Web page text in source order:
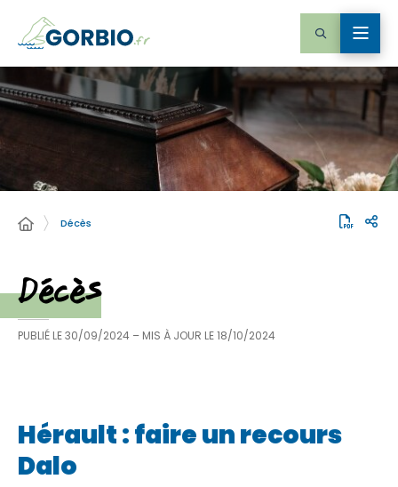
Décès
Décès
PUBLIÉ LE30/09/2024 – MIS À JOUR LE18/10/2024
Hérault : faire un recours
Dalo